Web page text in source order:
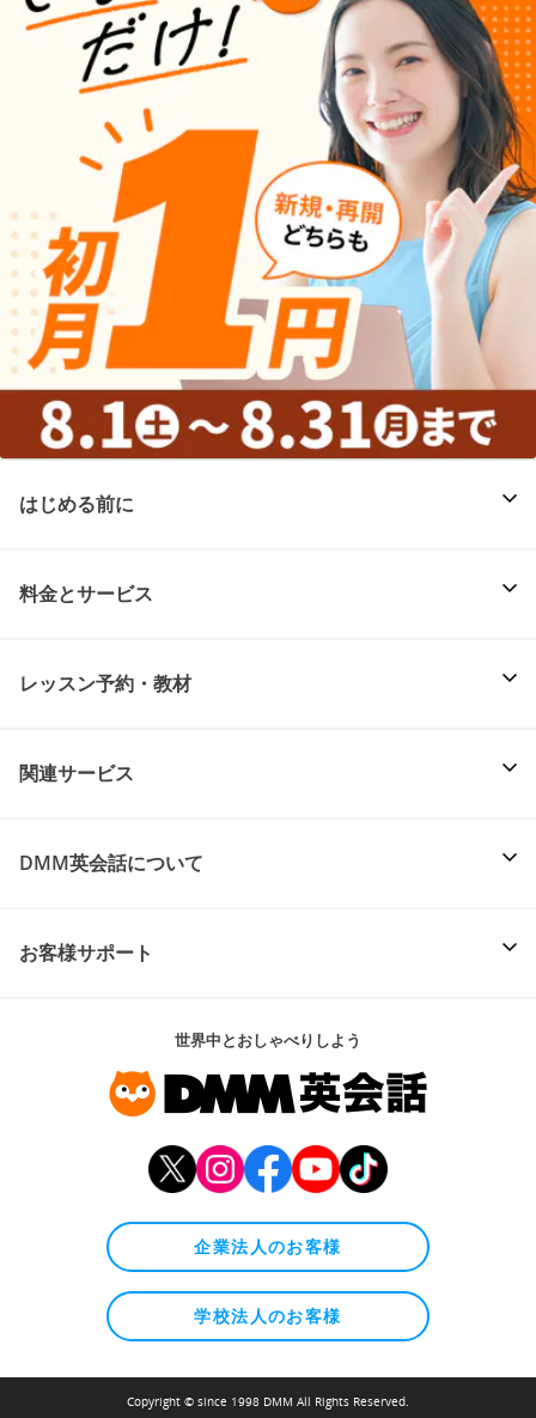
はじめる前に
料金とサービス
レッスン予約・教材
関連サービス
DMM英会話について
お客様サポート
世界中とおしゃべりしよう
企業法人のお客様
学校法人のお客様
Copyright © since 1998 DMM All Rights Reserved.